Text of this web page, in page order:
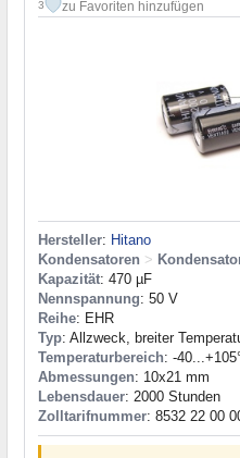
3 zu Favoriten hinzufügen
Hersteller: Hitano
Kondensatoren >
Kapazität: 470 µF
Nennspannung: 50 V
Reihe: EHR
Typ: Allzweck, breiter
Temperaturbereich: -
Abmessungen: 10x21 mm
Lebensdauer: 2000 Stunden
Zolltarifnummer: 8532 22 00